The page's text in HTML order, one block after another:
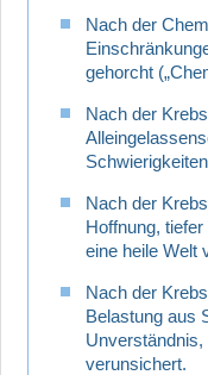
Nach der
gehorcht
Nach der
Schwierigkeiten
Nach der
Hoffnung,
eine heile Welt
Nach der
Belastung aus
Unverständnis,
verunsichert.